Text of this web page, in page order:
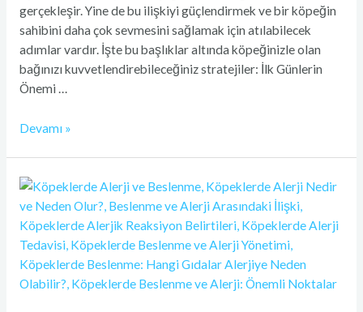
gerçekleşir. Yine de bu ilişkiyi güçlendirmek ve bir köpeğin
sahibini daha çok sevmesini sağlamak için atılabilecek
adımlar vardır. İşte bu başlıklar altında köpeğinizle olan
bağınızı kuvvetlendirebileceğiniz stratejiler: İlk Günlerin
Önemi …
Devamı »
Köpeklerde
Alerji
ve
Beslenme